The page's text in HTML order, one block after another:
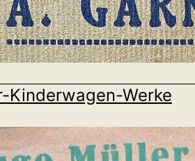
Kinderwagen-Werke